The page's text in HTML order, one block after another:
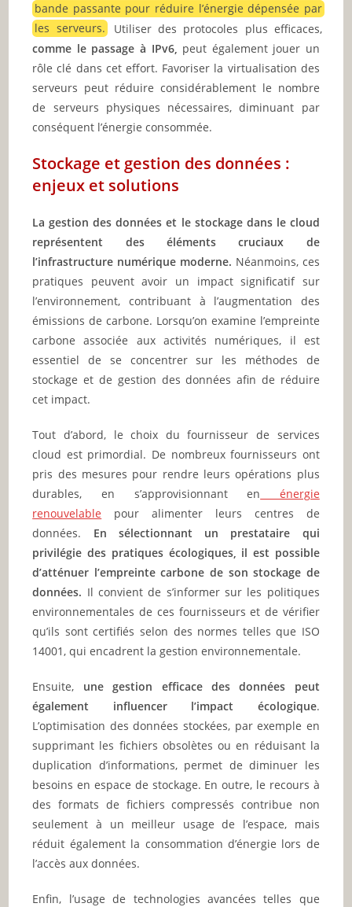
bande passante pour réduire l’énergie dépensée par
les serveurs.Utiliser des protocoles plus efficaces,
comme le passage à IPv6, peut également jouer un
rôle clé dans cet effort. Favoriser la virtualisation des
serveurs peut réduire considérablement le nombre
de serveurs physiques nécessaires, diminuant par
conséquent l’énergie consommée.
Stockage et gestion des données :
enjeux et solutions
La gestion des données et le stockage dans le cloud
représentent des éléments cruciaux de
l’infrastructure numérique moderne. Néanmoins, ces
pratiques peuvent avoir un impact significatif sur
l’environnement, contribuant à l’augmentation des
émissions de carbone. Lorsqu’on examine l’empreinte
carbone associée aux activités numériques, il est
essentiel de se concentrer sur les méthodes de
stockage et de gestion des données afin de réduire
cet impact.
Tout d’abord, le choix du fournisseur de services
cloud est primordial. De nombreux fournisseurs ont
pris des mesures pour rendre leurs opérations plus
durables, en s’approvisionnant en énergie
renouvelable pour alimenter leurs centres de
données. En sélectionnant un prestataire qui
privilégie des pratiques écologiques, il est possible
d’atténuer l’empreinte carbone de son stockage de
données. Il convient de s’informer sur les politiques
environnementales de ces fournisseurs et de vérifier
qu’ils sont certifiés selon des normes telles que ISO
14001, qui encadrent la gestion environnementale.
Ensuite, une gestion efficace des données peut
également influencer l’impact écologique.
L’optimisation des données stockées, par exemple en
supprimant les fichiers obsolètes ou en réduisant la
duplication d’informations, permet de diminuer les
besoins en espace de stockage. En outre, le recours à
des formats de fichiers compressés contribue non
seulement à un meilleur usage de l’espace, mais
réduit également la consommation d’énergie lors de
l’accès aux données.
Enfin, l’usage de technologies avancées telles que